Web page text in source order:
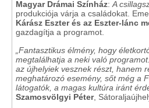
Magyar Drámai Színház: A
produkciója várja a családokat.
Kárász Eszter és az Eszter-lánc
gazdagítja a programot.
„Fantasztikus élmény, hogy
megtalálhatja a neki való
az újhelyiek vesznek részt, hanem
meghatározó esemény, sőt még a
látogatók, a magas kultúra iránt
Szamosvölgyi Péter,